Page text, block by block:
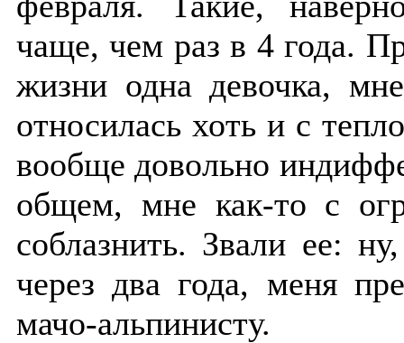
чаще, чем раз в 4 года.
жизни одна девочка,
относилась хоть и с
вообще довольно
общем, мне как-то с
соблазнить. Звали ее:
через два года, меня
мачо-альпинисту.